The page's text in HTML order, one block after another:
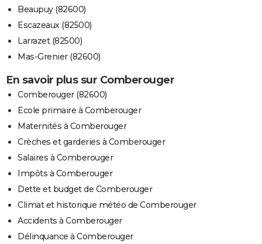
Beaupuy (82600)
Escazeaux (82500)
Larrazet (82500)
Mas-Grenier (82600)
En savoir plus sur Comberouger
Comberouger (82600)
Ecole primaire à Comberouger
Maternités à Comberouger
Crèches et garderies à Comberouger
Salaires à Comberouger
Impôts à Comberouger
Dette et budget de Comberouger
Climat et historique météo de Comberouger
Accidents à Comberouger
Délinquance à Comberouger